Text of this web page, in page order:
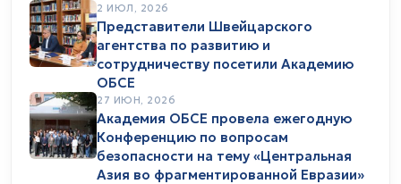
2 ИЮЛ, 2026
Представители Швейцарского
агентства по развитию и
сотрудничеству посетили Академию
ОБСЕ
27 ИЮН, 2026
Академия ОБСЕ провела ежегодную
Конференцию по вопросам
безопасности на тему «Центральная
Азия во фрагментированной Евразии»